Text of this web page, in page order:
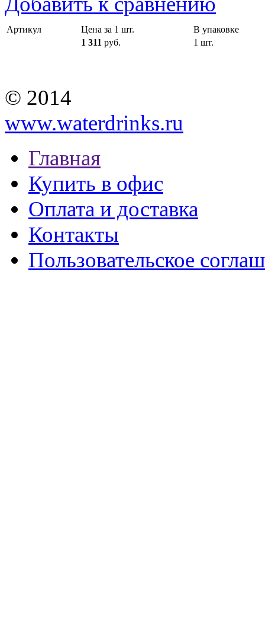
Артикул Цена за 1 шт.
В упаковке
1 311 руб. 1 шт.
© 2014
www.waterdrinks.ru
Главная
Купить в офис
Оплата и доставка
Контакты
Пользовательское